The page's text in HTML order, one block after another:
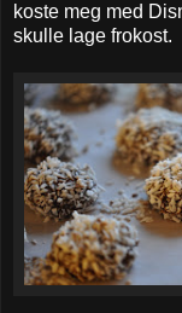
koste meg med
skulle lage frokost.